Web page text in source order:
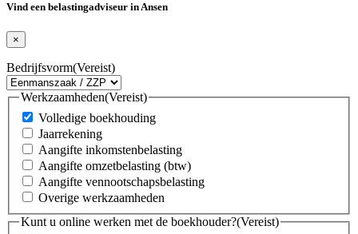
Vind een belastingadviseur in Ansen
×
Bedrijfsvorm(Vereist)
Werkzaamheden(Vereist)
Volledige boekhouding
Jaarrekening
Aangifte inkomstenbelasting
Aangifte omzetbelasting (btw)
Aangifte vennootschapsbelasting
Overige werkzaamheden
Kunt u online werken met de boekhouder?(Vereist)